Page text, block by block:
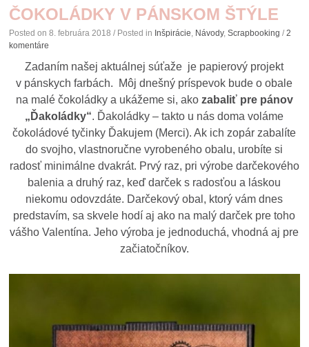
ČOKOLÁDKY V PÁNSKOM ŠTÝLE
Posted on8. februára 2018 / Posted in Inšpirácie, Návody,Scrapbooking /2
komentáre
Zadaním našej aktuálnej súťaže je papierový projekt
v pánskych farbách. Môj dnešný príspevok bude o obale
na malé čokoládky a ukážeme si, ako zabaliť pre pánov
„Ďakoládky“. Ďakoládky – takto u nás doma voláme
čokoládové tyčinky Ďakujem (Merci). Ak ich zopár zabalíte
do svojho, vlastnoručne vyrobeného obalu, urobíte si
radosť minimálne dvakrát. Prvý raz, pri výrobe darčekového
balenia a druhý raz, keď darček s radosťou a láskou
niekomu odovzdáte. Darčekový obal, ktorý vám dnes
predstavím, sa skvele hodí aj ako na malý darček pre toho
vášho Valentína. Jeho výroba je jednoduchá, vhodná aj pre
začiatočníkov.